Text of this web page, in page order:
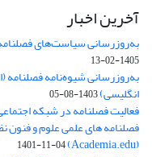
آخرین اخبار
به‌روزرسانی سیاست‌های
1405-02-13
به‌روزرسانی شیوه‌نامه
انگلیسی)1403-08-05
فعالیت فصلنامه در شبکه
فصلنامه های علمی علوم و فنون
(Academia.edu)
1401-11-04